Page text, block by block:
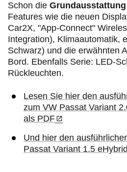
Schon die Grundausstattung
Features wie die neuen
Car2X, "App-Connect"
Integration), Klimaautomatik,
Schwarz) und die erwähnten
Bord. Ebenfalls Serie: LED-
Rückleuchten.
Lesen Sie hier den
zum VW Passat Variant
als PDF
Und hier den
Passat Variant 1.5